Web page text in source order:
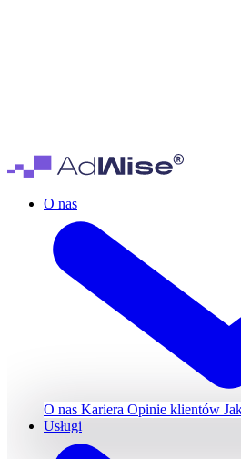
O nas
O nas Kariera Opinie klientów
Usługi